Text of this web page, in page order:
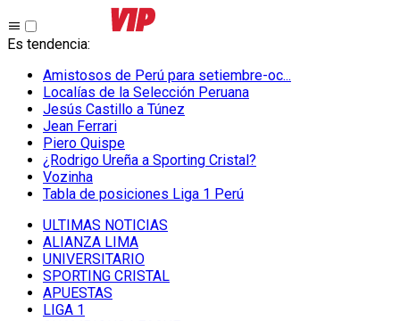
Es tendencia:
Amistosos de Perú para setiembre-oc...
Localías de la Selección Peruana
Jesús Castillo a Túnez
Jean Ferrari
Piero Quispe
¿Rodrigo Ureña a Sporting Cristal?
Vozinha
Tabla de posiciones Liga 1 Perú
ULTIMAS NOTICIAS
ALIANZA LIMA
UNIVERSITARIO
SPORTING CRISTAL
APUESTAS
LIGA 1